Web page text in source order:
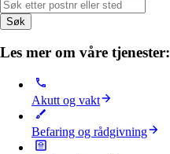
Søk
Les mer om våre tjenester:
Akutt og vakt
Befaring og rådgivning